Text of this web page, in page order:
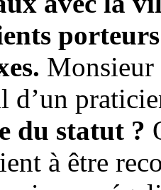
Monsieur
d’un
du statut ?
à être